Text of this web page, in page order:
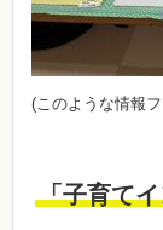
(このような情報
「子育て